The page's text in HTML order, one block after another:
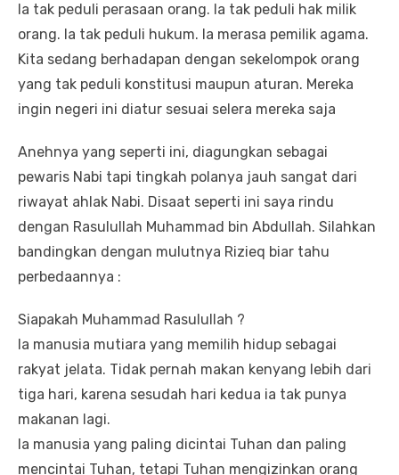
Ia tak peduli perasaan orang. Ia tak peduli hak milik
orang. Ia tak peduli hukum. Ia merasa pemilik agama.
Kita sedang berhadapan dengan sekelompok orang
yang tak peduli konstitusi maupun aturan. Mereka
ingin negeri ini diatur sesuai selera mereka saja
Anehnya yang seperti ini, diagungkan sebagai
pewaris Nabi tapi tingkah polanya jauh sangat dari
riwayat ahlak Nabi. Disaat seperti ini saya rindu
dengan Rasulullah Muhammad bin Abdullah. Silahkan
bandingkan dengan mulutnya Rizieq biar tahu
perbedaannya :
Siapakah Muhammad Rasulullah ?
Ia manusia mutiara yang memilih hidup sebagai
rakyat jelata. Tidak pernah makan kenyang lebih dari
tiga hari, karena sesudah hari kedua ia tak punya
makanan lagi.
Ia manusia yang paling dicintai Tuhan dan paling
mencintai Tuhan, tetapi Tuhan mengizinkan orang